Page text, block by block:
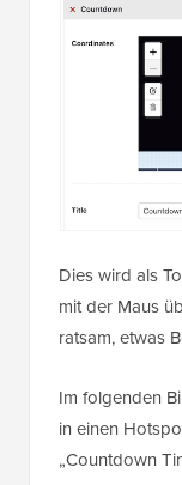
Dies wird als
mit der Maus
ratsam, etwas
Im folgenden
in einen
„Countdown